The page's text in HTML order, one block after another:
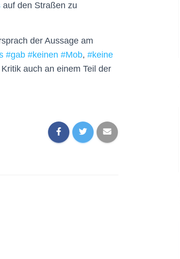
auf den Straßen zu
der Aussage am
#gab #keinen #Mob, #keine
auch an einem Teil der